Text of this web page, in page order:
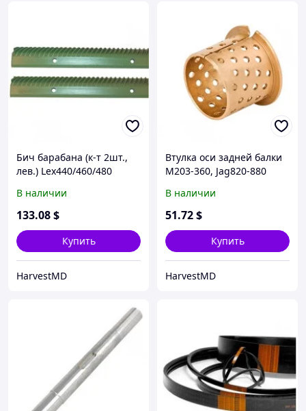
Бич барабана (к-т 2шт.,
лев.) Lex440/460/480
В наличии
133.08$
Купить
HarvestMD
Втулка оси задней балки
М203-360, Jag820-880
В наличии
51.72$
Купить
HarvestMD